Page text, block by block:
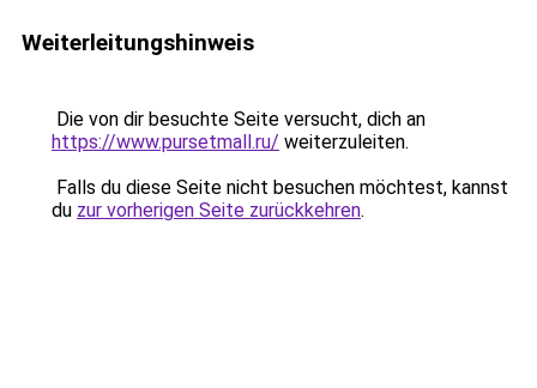
Weiterleitungshinweis
Die von dir besuchte Seite versucht, dich an
https://www.pursetmall.ru/ weiterzuleiten.
Falls du diese Seite nicht besuchen möchtest, kannst
du zur vorherigen Seite zurückkehren.